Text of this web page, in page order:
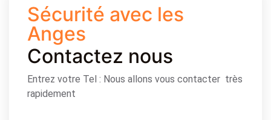
Sécurité avec les
Anges
Contactez nous
Entrez votre Tel : Nous allons vous contacter très
rapidement